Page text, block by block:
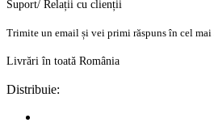
Suport/ Relații cu clienții
Trimite un email și vei primi răspuns în cel mai
Livrări în toată România
Distribuie: